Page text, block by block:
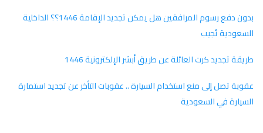
بدون دفع رسوم المرافقين هل يمكن تجديد الإقامة 1446؟؟ الداخلية
السعودية تُجيب
طريقة تجديد كرت العائلة عن طريق أبشر الإلكترونية 1446
عقوبة تصل إلى منع استخدام السيارة .. عقوبات التأخر عن تجديد استمارة
السيارة في السعودية